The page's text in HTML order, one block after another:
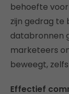
behoefte
zijn gedrag te
databronnen
marketeers
beweegt,
Effectief